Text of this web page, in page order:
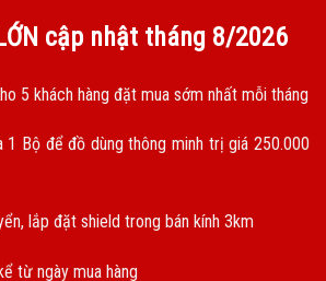
cập nhật tháng 8/2026
5 khách hàng đặt mua sớm nhất mỗi tháng
Bộ để đồ dùng thông minh trị giá 250.000
lắp đặt shield trong bán kính 3km
từ ngày mua hàng